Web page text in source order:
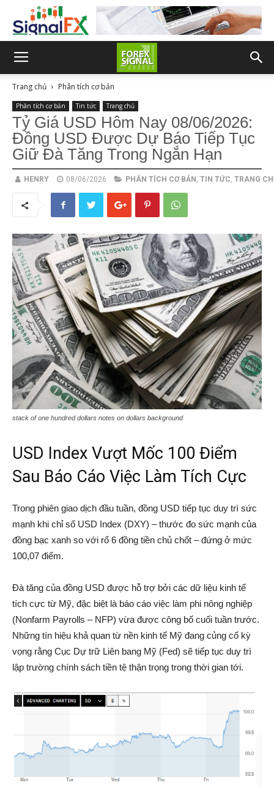
Trang chủ Phân tích cơ bản
Phân tích cơ bản Tin tức Trang chủ
Tỷ Giá USD Hôm Nay 08/06/2026:
Đồng USD Được Dự Báo Tiếp Tục
Giữ Đà Tăng Trong Ngắn Hạn
HENRY 08/06/2026 PHÂN TÍCH CƠ BẢN , TIN TỨC, TRANG
stack of one hundred dollars notes on dollars background
USD Index Vượt Mốc 100 Điểm
Sau Báo Cáo Việc Làm Tích Cực
Trong phiên giao dịch đầu tuần, đồng USD tiếp tục duy trì sức
mạnh khi chỉ số USD Index (DXY) – thước đo sức mạnh của
đồng bạc xanh so với rổ 6 đồng tiền chủ chốt – đứng ở mức
100,07 điểm.
Đà tăng của đồng USD được hỗ trợ bởi các dữ liệu kinh tế
tích cực từ Mỹ, đặc biệt là báo cáo việc làm phi nông nghiệp
(Nonfarm Payrolls – NFP) vừa được công bố cuối tuần trước.
Những tín hiệu khả quan từ nền kinh tế Mỹ đang củng cố kỳ
vọng rằng Cục Dự trữ Liên bang Mỹ (Fed) sẽ tiếp tục duy trì
lập trường chính sách tiền tệ thận trọng trong thời gian tới.